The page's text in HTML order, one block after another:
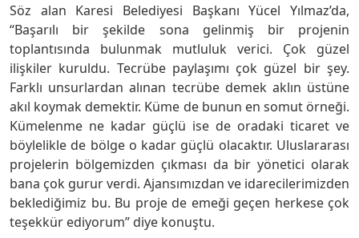
Söz alan Karesi Belediyesi Başkanı Yücel Yılmaz’da,
“Başarılı bir şekilde sona gelinmiş bir projenin
toplantısında bulunmak mutluluk verici. Çok güzel
ilişkiler kuruldu. Tecrübe paylaşımı çok güzel bir şey.
Farklı unsurlardan alınan tecrübe demek aklın üstüne
akıl koymak demektir. Küme de bunun en somut örneği.
Kümelenme ne kadar güçlü ise de oradaki ticaret ve
böylelikle de bölge o kadar güçlü olacaktır. Uluslararası
projelerin bölgemizden çıkması da bir yönetici olarak
bana çok gurur verdi. Ajansımızdan ve idarecilerimizden
beklediğimiz bu. Bu proje de emeği geçen herkese çok
teşekkür ediyorum” diye konuştu.